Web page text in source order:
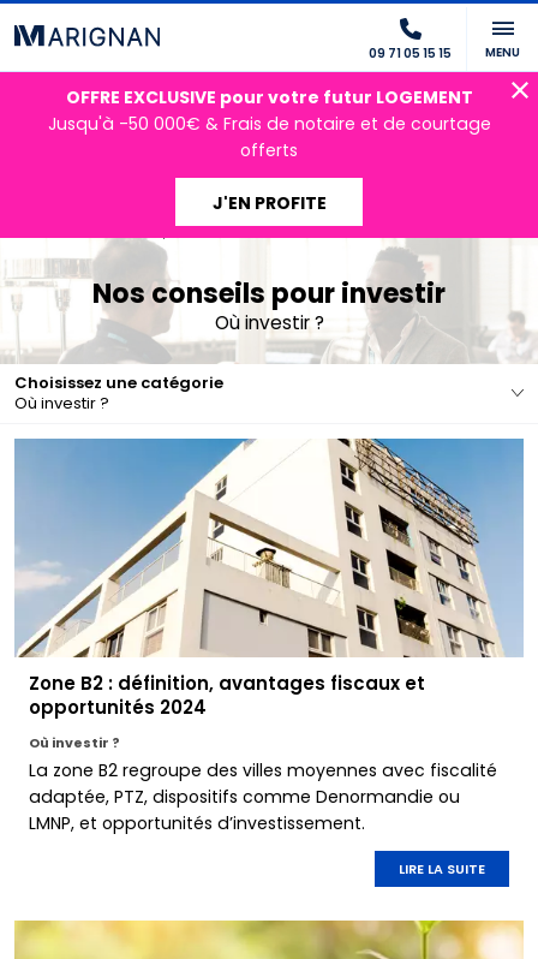
09 71 05 15 15 MENU
OFFRE EXCLUSIVE pour votre futur LOGEMENT
Jusqu'à -50 000€ & Frais de notaire et de courtage
offerts
J'EN PROFITE
Nos conseils pour investir Où investir ?
Nos conseils pour investir
Où investir ?
Choisissez une catégorie
Où investir ?
Zone B2 : définition, avantages fiscaux et
opportunités 2024
Où investir ?
La zone B2 regroupe des villes moyennes avec fiscalité
adaptée, PTZ, dispositifs comme Denormandie ou
LMNP, et opportunités d’investissement.
LIRE LA SUITE